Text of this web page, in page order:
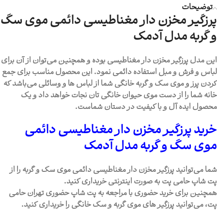
توضیحات
پرزگیر مخزن دار مغناطیسی دائمی موی سگ
و گربه مدل آدمک
این مدل پرزگیر مخزن دار مغناطیسی بوده و همچنین می‌توان از آن برای
لباس و فرش و مبل استفاده دائمی نمود. این محصول مناسب برای جمع
کردن پرز و موی سگ و گربه خانگی شما از لباس ها و وسائلی می‌باشد که
خانه شما را از دست موی حیوان خانگی تان نجات خواهد داد و یک
محصول ایده آل و با کیفیت در دستان شماست.
خرید پرزگیر مخزن دار مغناطیسی دائمی
موی سگ و گربه مدل آدمک
شما می‌توانید پرزگیر مخزن دار مغناطیسی دائمی موی سگ و گربه را از
پت شاپ حامی پت به صورت اینترنتی خریداری کنید.
همچنین برای خرید حضوری با مراجعه به پت شاپ حضوری تهران حامی
پت، می‌توانید پرزگیر های موی گربه و سگ خانگی را خریداری کنید.